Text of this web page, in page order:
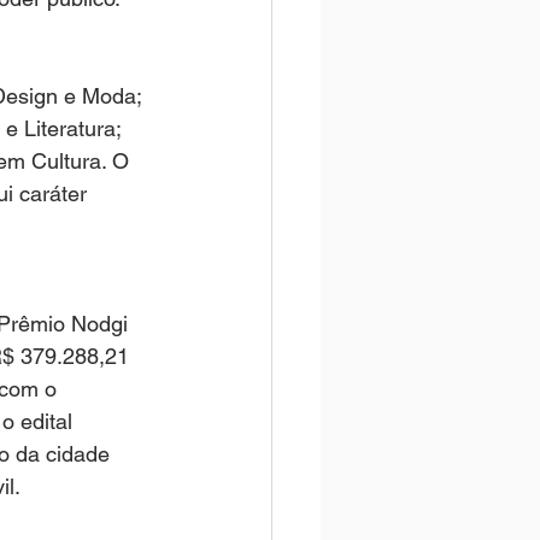
e Moda;
Literatura;
Cultura. O
caráter
Nodgi
379.288,21
o
edital
da cidade